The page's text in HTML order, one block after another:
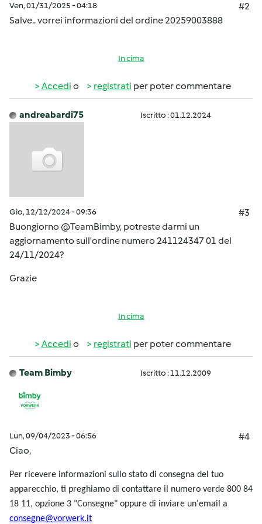
Ven, 01/31/2025 - 04:18
#2
Salve.. vorrei informazioni del ordine 20259003888
In cima
Accedi o registrati per poter commentare
andreabardi75 Iscritto : 01.12.2024
Gio, 12/12/2024 - 09:36
#3
Buongiorno @TeamBimby, potreste darmi un
aggiornamento sull'ordine numero 241124347 01 del
24/11/2024?
Grazie
In cima
Accedi o registrati per poter commentare
Team Bimby Iscritto : 11.12.2009
Lun, 09/04/2023 - 06:56
#4
Ciao,
Per ricevere informazioni sullo stato di consegna del tuo
apparecchio, ti preghiamo di contattare il numero verde 800 84
18 11, opzione 3 "Consegne" oppure di inviare un'email a
consegne@vorwerk.it